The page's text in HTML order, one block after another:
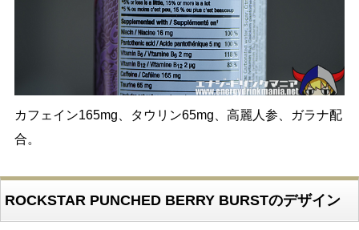
カフェイン165mg、タウリン65mg、高麗人参、ガラナ配
合。
ROCKSTAR PUNCHED BERRY BURSTのデザイン